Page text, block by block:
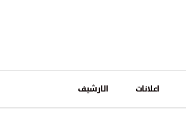
اعلانات الارشيف